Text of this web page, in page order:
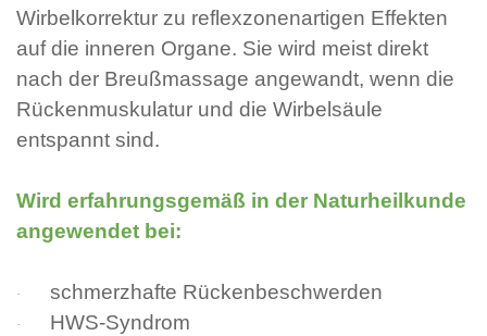
Wirbelkorrektur zu reflexzonenartigen Effekten
auf die inneren Organe. Sie wird meist direkt
nach der Breußmassage angewandt, wenn die
Rückenmuskulatur und die Wirbelsäule
entspannt sind.
Wird erfahrungsgemäß in der Naturheilkunde
angewendet bei:
· schmerzhafte Rückenbeschwerden
· HWS-Syndrom